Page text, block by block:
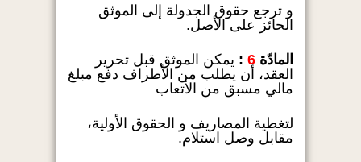
و ترجع حقوق الجدولة إلى الموثق
الحائز على الأصل.
المادّة 6
: يمكن الموثق قبل تحرير
العقد، أن يطلب من الأطراف دفع مبلغ
مالي مسبق من الأتعاب
لتغطية المصاريف و الحقوق الأولية،
مقابل وصل استلام.